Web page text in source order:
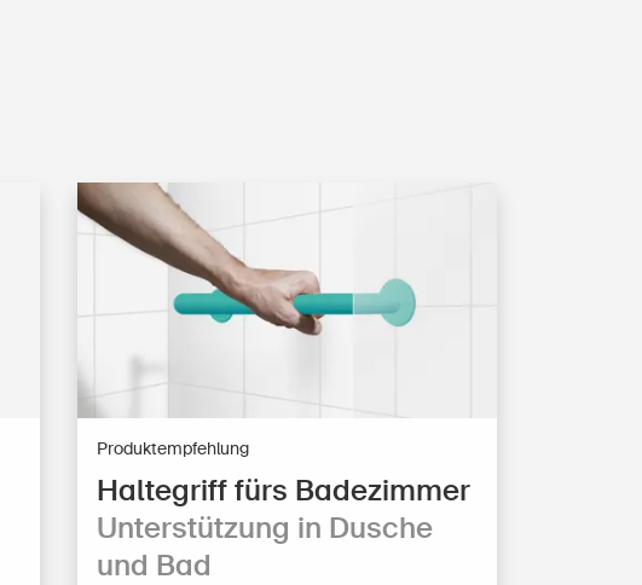
Haltegriff fürs Badezimmer
Unterstützung in Dusche
und Bad
Produktempfehlung